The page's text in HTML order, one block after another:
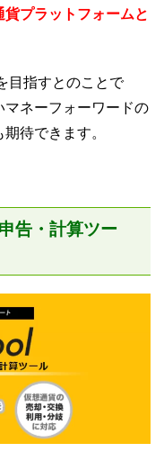
プラットフォームと
目指すとのことで
ネーフォーワードの
待できます。
告・計算ツー